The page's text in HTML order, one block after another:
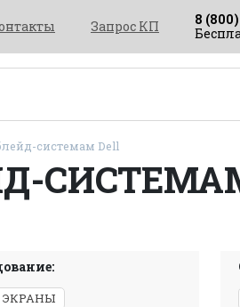
Запрос КП
8
системам Dell